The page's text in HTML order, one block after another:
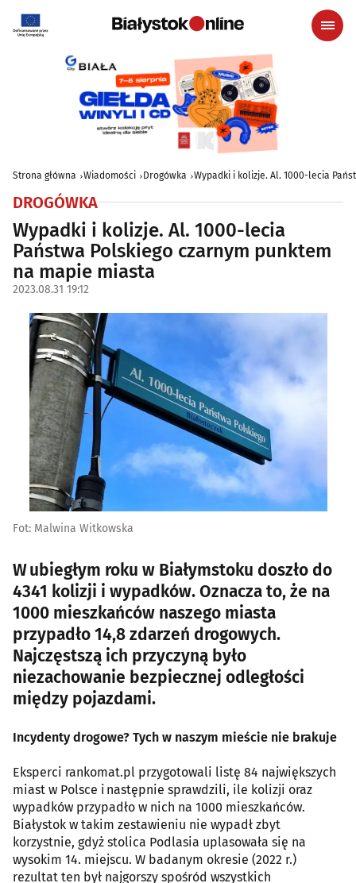
Strona główna Wiadomości Drogówka Wypadki i kolizje. Al. 1000-lecia
DROGÓWKA
Wypadki i kolizje. Al. 1000-lecia
Państwa Polskiego czarnym punktem
na mapie miasta
2023.08.31 19:12
Fot: Malwina Witkowska
W ubiegłym roku w Białymstoku doszło do
4341 kolizji i wypadków. Oznacza to, że na
1000 mieszkańców naszego miasta
przypadło 14,8 zdarzeń drogowych.
Najczęstszą ich przyczyną było
niezachowanie bezpiecznej odległości
między pojazdami.
Incydenty drogowe? Tych w naszym mieście nie brakuje
Eksperci rankomat.pl przygotowali listę 84 największych
miast w Polsce i następnie sprawdzili, ile kolizji oraz
wypadków przypadło w nich na 1000 mieszkańców.
Białystok w takim zestawieniu nie wypadł zbyt
korzystnie, gdyż stolica Podlasia uplasowała się na
wysokim 14. miejscu. W badanym okresie (2022 r.)
rezultat ten był najgorszy spośród wszystkich